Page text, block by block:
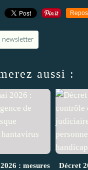
newsletter
aussi :
: mesures
Décret